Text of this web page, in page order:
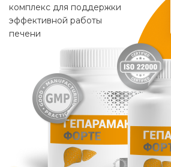
комплекс для поддержки
эффективной работы
печени